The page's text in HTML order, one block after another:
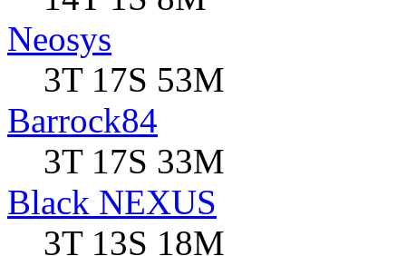
Neosys
3T 17S 53M
Barrock84
3T 17S 33M
Black NEXUS
3T 13S 18M